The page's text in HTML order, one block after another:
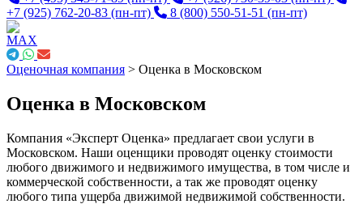
+7 (925) 762-20-83 (пн-пт) 8 (800) 550-51-51 (пн-пт)
Оценочная компания > Оценка в Московском
Оценка в Московском
Компания «Эксперт Оценка» предлагает свои услуги в
Московском. Наши оценщики проводят оценку стоимости
любого движимого и недвижимого имущества, в том числе и
коммерческой собственности, а так же проводят оценку
любого типа ущерба движимой недвижимой собственности.